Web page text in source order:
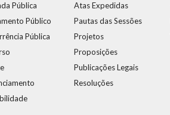
Pública
Público
Pública
Atas Expedidas
Pautas das Sessões
Projetos
Proposições
Publicações Legais
Resoluções